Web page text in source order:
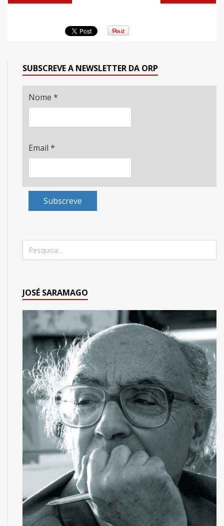
SUBSCREVE A NEWSLETTER DA ORP
Nome *
Email *
Subscreve
JOSÉ SARAMAGO